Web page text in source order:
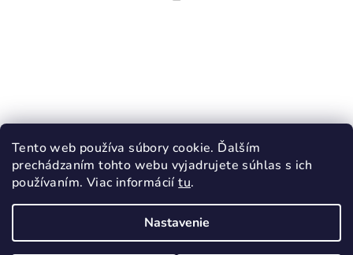
Tento web používa súbory cookie. Ďalším
prechádzaním tohto webu vyjadrujete súhlas s ich
používaním. Viac informáciítu.
Nastavenie